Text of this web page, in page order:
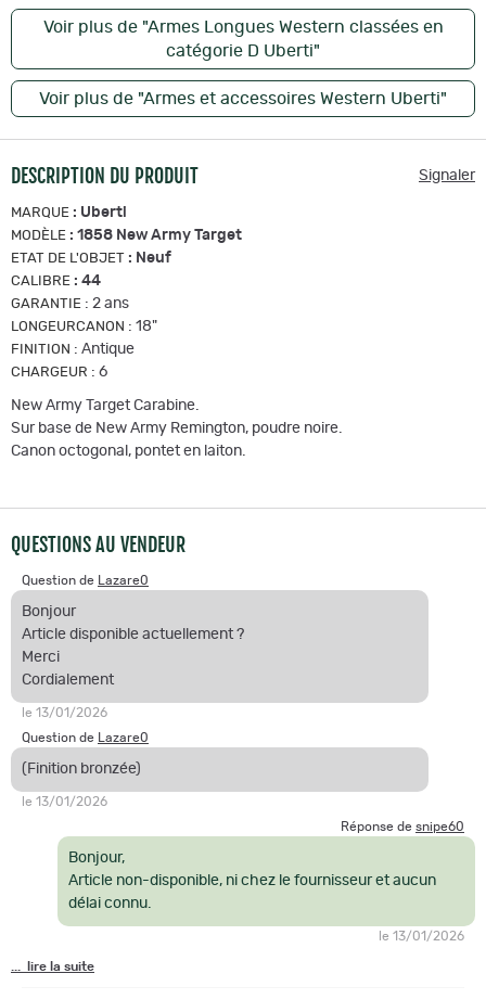
Voir plus de "Armes Longues Western classées en
catégorie D Uberti"
Voir plus de "Armes et accessoires Western Uberti"
DESCRIPTION DU PRODUIT Signaler
MARQUE : Uberti
MODÈLE : 1858 New Army Target
ETAT DE L'OBJET : Neuf
CALIBRE : 44
GARANTIE : 2 ans
LONGEURCANON : 18"
FINITION : Antique
CHARGEUR : 6
New Army Target Carabine.
Sur base de New Army Remington, poudre noire.
Canon octogonal, pontet en laiton.
QUESTIONS AU VENDEUR
Question de Lazare0
Bonjour
Article disponible actuellement ?
Merci
Cordialement
le 13/01/2026
Question de
Lazare0
(Finition bronzée)
le 13/01/2026
Réponse de snipe60
Bonjour,
Article non-disponible, ni chez le fournisseur et aucun
délai connu.
le 13/01/2026
... lire la suite